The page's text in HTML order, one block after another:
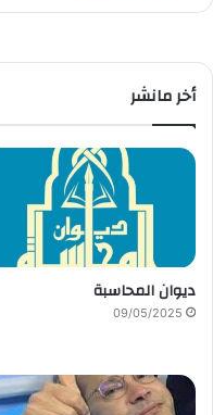
أخر مانشر
ديوان المحاسبة
09/05/2025